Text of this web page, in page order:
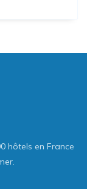
hôtels en France